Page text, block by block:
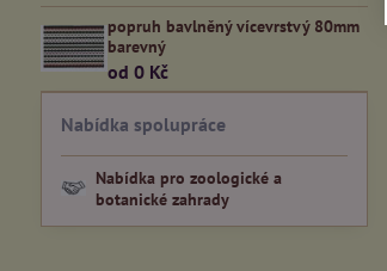
popruh bavlněný vícevrstvý 80mm
barevný
od 0 Kč
Nabídka spolupráce
Nabídka pro zoologické a
botanické zahrady